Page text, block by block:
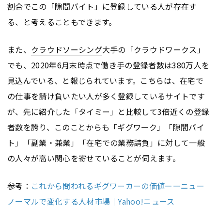
割合でこの「隙間バイト」に登録している人が存在す
る、と考えることもできます。
また、 クラウドソーシング大手の「クラウドワークス」
でも、2020年6月末時点で働き手の登録者数は380万人を
見込んでいる、と報じられています。こちらは、在宅で
の仕事を請け負いたい人が多く登録しているサイトです
が、先に紹介した「タイミー」と比較して3倍近くの登録
者数を誇り、このことからも「ギグワーク」「隙間バイ
ト」「副業・兼業」「在宅での業務請負」に対して一般
の人々が高い関心を寄せていることが伺えます。
参考： これから問われるギグワーカーの価値ーーニュー
ノーマルで変化する人材市場｜Yahoo!ニュース